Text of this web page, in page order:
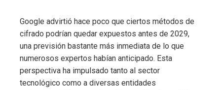
Google advirtió hace poco que ciertos métodos de
cifrado podrían quedar expuestos antes de 2029,
una previsión bastante más inmediata de lo que
numerosos expertos habían anticipado. Esta
perspectiva ha impulsado tanto al sector
tecnológico como a diversas entidades